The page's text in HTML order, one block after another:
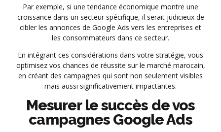
Par exemple, si une tendance économique montre une
croissance dans un secteur spécifique, il serait judicieux de
cibler les annonces de Google Ads vers les entreprises et
les consommateurs dans ce secteur.
En intégrant ces considérations dans votre stratégie, vous
optimisez vos chances de réussite sur le marché marocain,
en créant des campagnes qui sont non seulement visibles
mais aussi significativement impactantes.
Mesurer le succès de vos
campagnes Google Ads